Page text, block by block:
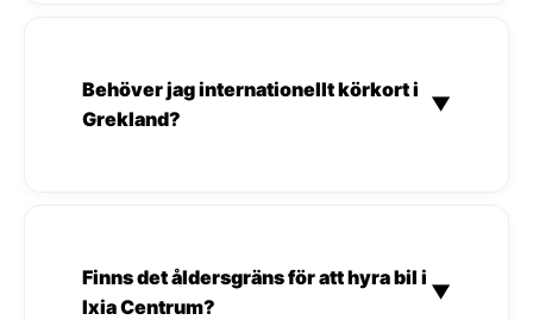
Behöver jag internationellt körkort i
Grekland?
▼
Finns det åldersgräns för att hyra bil i
Ixia Centrum?
▼